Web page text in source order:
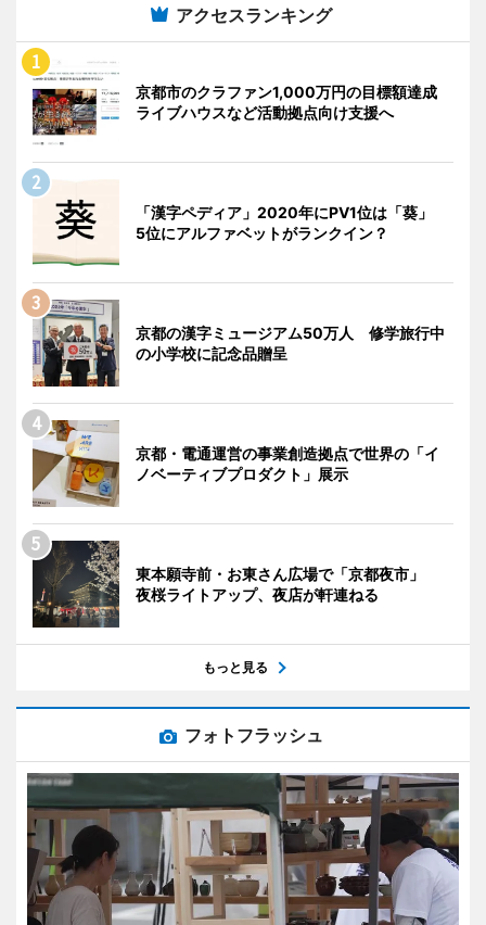
アクセスランキング
京都市のクラファン1,000万円の目標額達成
ライブハウスなど活動拠点向け支援へ
「漢字ペディア」2020年にPV1位は「葵」
5位にアルファベットがランクイン？
京都の漢字ミュージアム50万人 修学旅行中
の小学校に記念品贈呈
京都・電通運営の事業創造拠点で世界の「イ
ノベーティブプロダクト」展示
東本願寺前・お東さん広場で「京都夜市」
夜桜ライトアップ、夜店が軒連ねる
もっと見る
フォトフラッシュ